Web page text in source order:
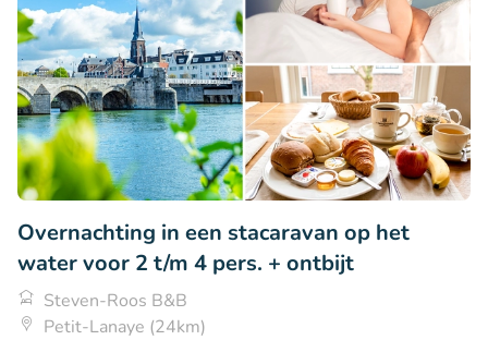
Overnachting in een stacaravan op het
water voor 2 t/m 4 pers. + ontbijt
Steven-Roos B&B
Petit-Lanaye (24km)